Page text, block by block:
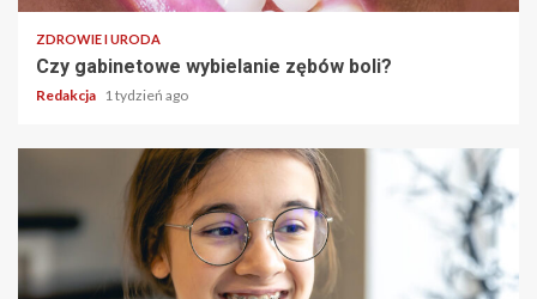
ZDROWIE I URODA
Czy gabinetowe wybielanie zębów boli?
Redakcja 1 tydzień ago